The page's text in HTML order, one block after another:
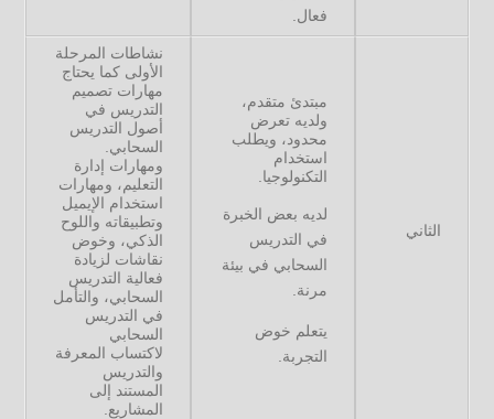
فعال.
الثاني
مبتدئ متقدم،
ولديه تعرض
محدود، ويطلب
استخدام
التكنولوجيا.
لديه بعض الخبرة
في التدريس
السحابي في بيئة
مرنة.
يتعلم خوض
التجربة.
نشاطات المرحلة
الأولى كما يحتاج
مهارات تصميم
التدريس في
أصول التدريس
السحابي.
ومهارات إدارة
التعليم، ومهارات
استخدام الإيميل
وتطبيقاته واللوح
الذكي، وخوض
نقاشات لزيادة
فعالية التدريس
السحابي، والتأمل
في التدريس
السحابي
لاكتساب المعرفة
والتدريس
المستند إلى
المشاريع.